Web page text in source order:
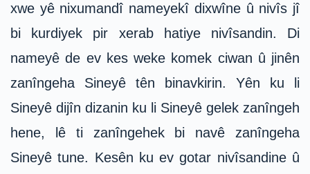
xwe yê nixumandî nameyekî dixwîne û nivîs jî
bi kurdiyek pir xerab hatiye nivîsandin. Di
nameyê de ev kes weke komek ciwan û jinên
zanîngeha Sineyê tên binavkirin. Yên ku li
Sineyê dijîn dizanin ku li Sineyê gelek zanîngeh
hene, lê ti zanîngehek bi navê zanîngeha
Sineyê tune. Kesên ku ev gotar nivîsandine û